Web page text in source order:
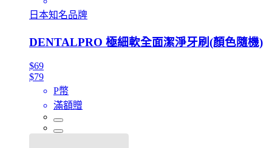
日本知名品牌
DENTALPRO 極細軟全面潔淨牙刷(顏色隨機)
$69
$79
P幣
滿額贈